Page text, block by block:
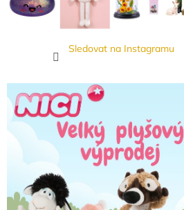
Sledovat na Instagramu